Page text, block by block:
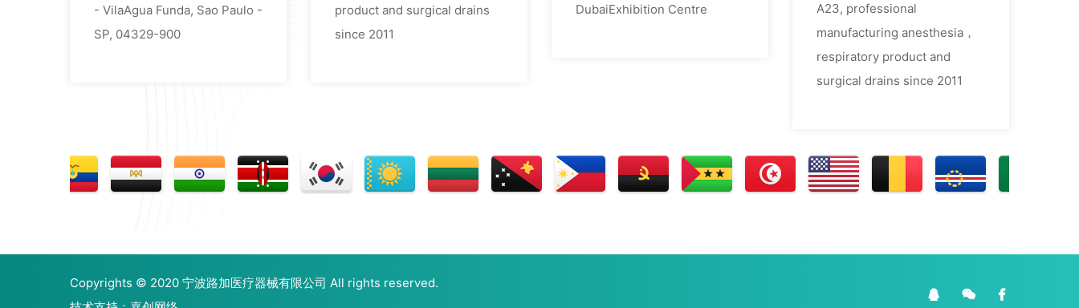
- VilaAgua Funda, Sao Paulo -
SP, 04329-900
product and surgical drains
since 2011
DubaiExhibition Centre
A23, professional
manufacturing anesthesia，
respiratory product and
surgical drains since 2011
Copyrights © 2020 宁波路加医疗器械有限公司 All rights reserved.